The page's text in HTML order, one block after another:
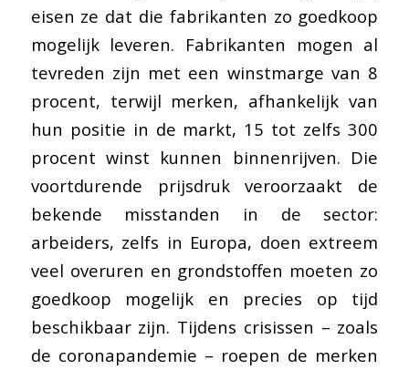
eisen ze dat die fabrikanten zo goedkoop
mogelijk leveren. Fabrikanten mogen al
tevreden zijn met een winstmarge van 8
procent, terwijl merken, afhankelijk van
hun positie in de markt, 15 tot zelfs 300
procent winst kunnen binnenrijven. Die
voortdurende prijsdruk veroorzaakt de
bekende misstanden in de sector:
arbeiders, zelfs in Europa, doen extreem
veel overuren en grondstoffen moeten zo
goedkoop mogelijk en precies op tijd
beschikbaar zijn. Tijdens crisissen – zoals
de coronapandemie – roepen de merken